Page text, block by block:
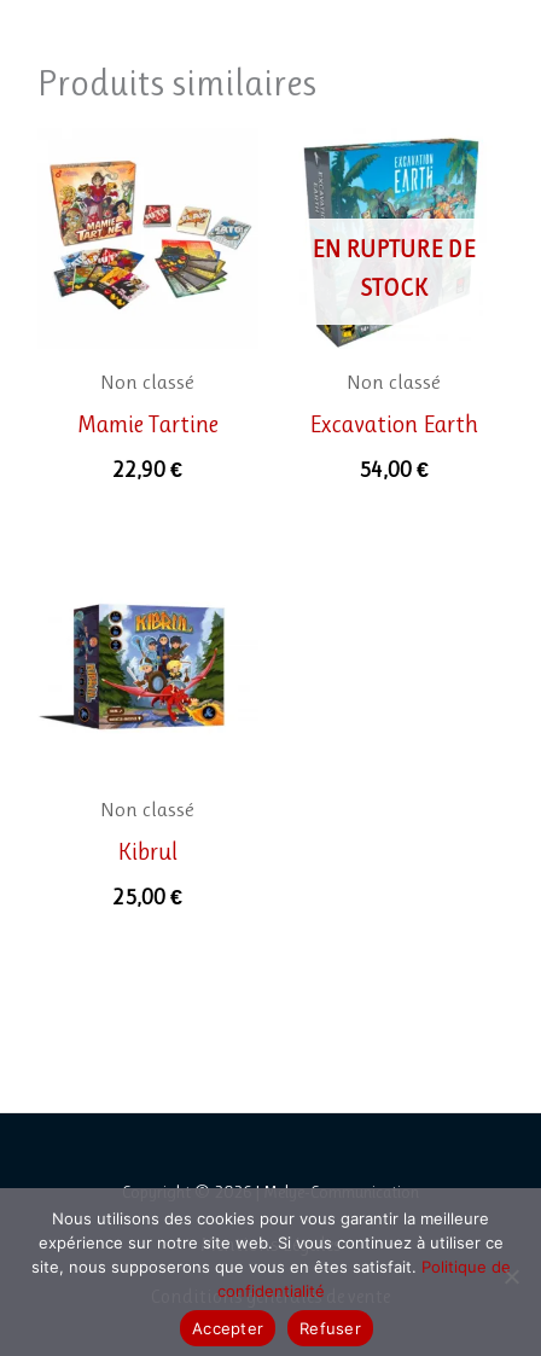
Produits similaires
Non classé
Mamie Tartine
22,90€
EN RUPTURE DE
STOCK
Non classé
Excavation Earth
54,00 €
Non classé
Kibrul
25,00€
Copyright © 2026 | Melye-Communication
Mentions Légales
Conditions générales de vente
Nous utilisons des cookies pour vous garantir la meilleure
expérience sur notre site web. Si vous continuez à utiliser ce
site, nous supposerons que vous en êtes satisfait. Politique de
confidentialité
Accepter
Refuser